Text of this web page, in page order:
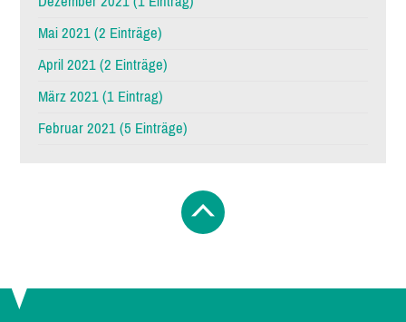
Mai 2021 (2 Einträge)
April 2021 (2 Einträge)
März 2021 (1 Eintrag)
Februar 2021 (5 Einträge)